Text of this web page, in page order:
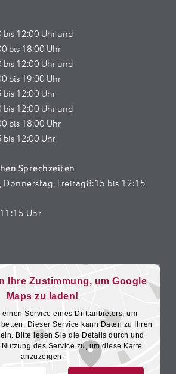
bis 12:00 Uhr und
bis 18:00 Uhr
bis 12:00 Uhr und
bis 19:00 Uhr
bis 12:00 Uhr
bis 12:00 Uhr und
bis 18:00 Uhr
bis 12:00 Uhr
Freitag
Ihre Zustimmung, um Google
Maps zu laden!
einen Service eines Drittanbieters, um
Dieser Service kann Daten zu Ihren
Bitte lesen Sie die Details durch und
des Service zu, um diese Karte
anzuzeigen.
Akzeptieren